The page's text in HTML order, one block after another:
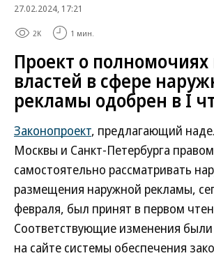
27.02.2024, 17:21
2K 1 мин.
Проект о
властей в сфере
рекламы одобрен в I
Законопроект, предлагающий
Москвы и Санкт-Петербурга правом
самостоятельно рассматривать
размещения наружной рекламы,
февраля, был принят в первом
Соответствующие изменения
на сайте системы обеспечения